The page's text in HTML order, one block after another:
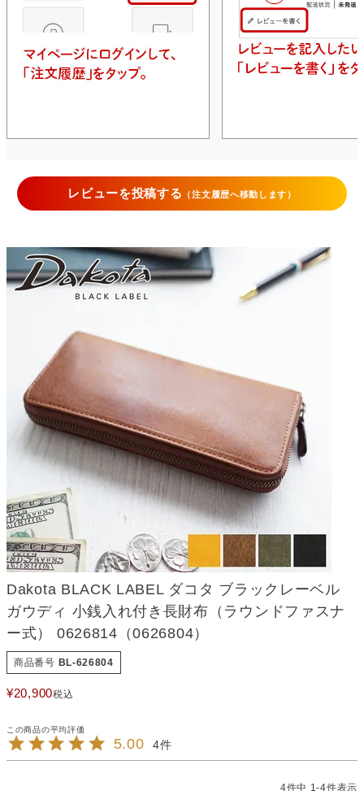
レビューを投稿する （注文履歴へ移動します）
Dakota BLACK LABEL ダコタ ブラックレーベル
ガウディ 小銭入れ付き長財布（ラウンドファスナ
ー式） 0626814（0626804）
商品番号 BL-626804
¥20,900税込
5.00 4
4件中 1-4件表示